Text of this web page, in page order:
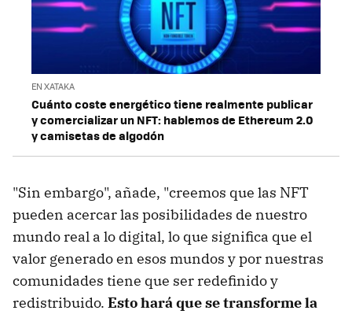
EN XATAKA
Cuánto coste energético tiene realmente publicar
y comercializar un NFT: hablemos de Ethereum 2.0
y camisetas de algodón
"Sin embargo", añade, "creemos que las NFT
pueden acercar las posibilidades de nuestro
mundo real a lo digital, lo que significa que el
valor generado en esos mundos y por nuestras
comunidades tiene que ser redefinido y
redistribuido. Esto hará que se transforme la